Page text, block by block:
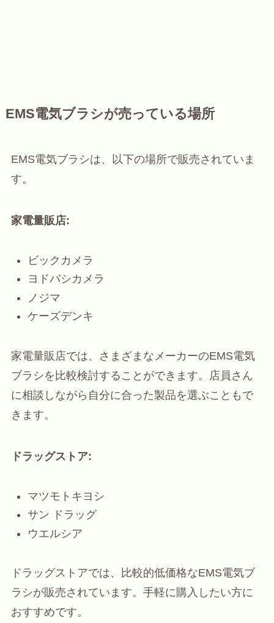
EMS電気ブラシが売っている場所
EMS電気ブラシは、以下の場所で販売されていま
す。
家電量販店:
ビックカメラ
ヨドバシカメラ
ノジマ
ケーズデンキ
家電量販店では、さまざまなメーカーのEMS電気
ブラシを比較検討することができます。店員さん
に相談しながら自分に合った製品を選ぶこともで
きます。
ドラッグストア:
マツモトキヨシ
サン ドラッグ
ウエルシア
ドラッグストアでは、比較的低価格なEMS電気ブ
ラシが販売されています。手軽に購入したい方に
おすすめです。